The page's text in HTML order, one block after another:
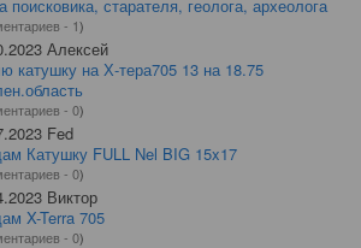
поисковика, старателя, геолога, археолога
- 1)
Алексей
катушку на Х-тера705 13 на 18.75
- 0)
Fed
Катушку FULL Nel BIG 15x17
- 0)
Виктор
X-Terra 705
- 0)